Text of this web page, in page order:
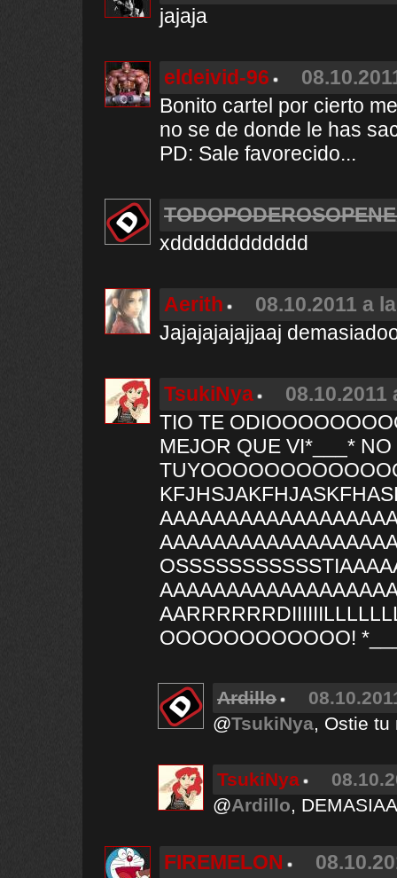
jajaja
eldeivid-96
Bonito cartel por cierto
no se de donde le has
PD: Sale favorecido...
xdddddddddddd
Aerith
08.10.2011 a
Jajajajajajjaaj
TsukiNya
08.10.2011
TIO TE
MEJOR QUE VI*___*
OOOOOOOOOOOO!
Ardillo
@TsukiNya, Ostie tu
TsukiNya
@Ardillo,
FIREMELON